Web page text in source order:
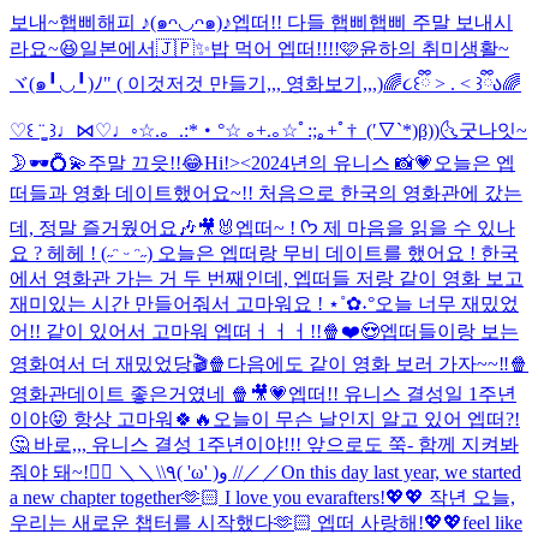
보내~햅삐해피 ♪(๑ᴖ◡ᴖ๑)♪엡떠!! 다들 햅삐햅삐 주말 보내시
라요~😆일본에서🇯🇵✨밥 먹어 엡떠!!!!🩷윤하의 취미생활~
ヾ(๑╹◡╹)ﾉ" ( 이것저것 만들기,,, 영화보기,,,)🌈૮꒰ྀི > . < ꒱ྀིა🌈
♡꒰ ¨̮͚ ꒱♩⋈♡♩◦☆.。.:*・°☆ ｡+.｡☆ﾟ:;｡+ﾟ†_(′▽`*)β))🌜굿나잇~
🌛🕶️💍💫주말 끄읏!!😂Hi!><2024년의 유니스 📸💗 오늘은 엡
떠들과 영화 데이트했어요~!! 처음으로 한국의 영화관에 갔는
데, 정말 즐거웠어요🎶🎥🐰 엡떠~ ! ᡣ𐭩 제 마음을 읽을 수 있나
요 ? 헤헤 ! (˶ᵔ ᵕ ᵔ˶) 오늘은 엡떠랑 무비 데이트를 했어요 ! 한국
에서 영화관 가는 거 두 번째인데, 엡떠들 저랑 같이 영화 보고
재미있는 시간 만들어줘서 고마워요 ! ⋆˚✿˖°오늘 너무 재밌었
어!! 같이 있어서 고마워 엡떠ㅓㅓㅓ!!🍿❤️😍엡떠들이랑 보는
영화여서 더 재밌었당🎬🍿 다음에도 같이 영화 보러 가자~~‼️🍿
영화관데이트 좋은거였네 🍿🎥💗엡떠!! 유니스 결성일 1주년
이야😝 항상 고마워🍀🔥 오늘이 무슨 날인지 알고 있어 엡떠?!
🤔 바로,,, 유니스 결성 1주년이야!!! 앞으로도 쭉- 함께 지켜봐
줘야 돼~!❤️‍🔥 ＼＼\\٩( 'ω' )و //／／On this day last year, we started
a new chapter together🫶🏻 I love you evarafters!💖💖 작년 오늘,
우리는 새로운 챕터를 시작했다🫶🏻 엡떠 사랑해!💖💖feel like